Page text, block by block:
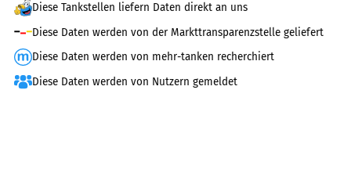
Diese Tankstellen liefern Daten direkt an uns
Diese Daten werden von der Markttransparenzstelle geliefert
Diese Daten werden von mehr-tanken recherchiert
Diese Daten werden von Nutzern gemeldet